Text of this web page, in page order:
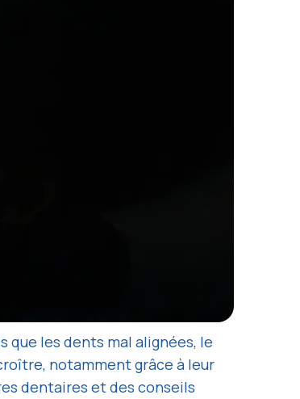
les dents mal alignées, le
notamment grâce à leur
dentaires et des conseils